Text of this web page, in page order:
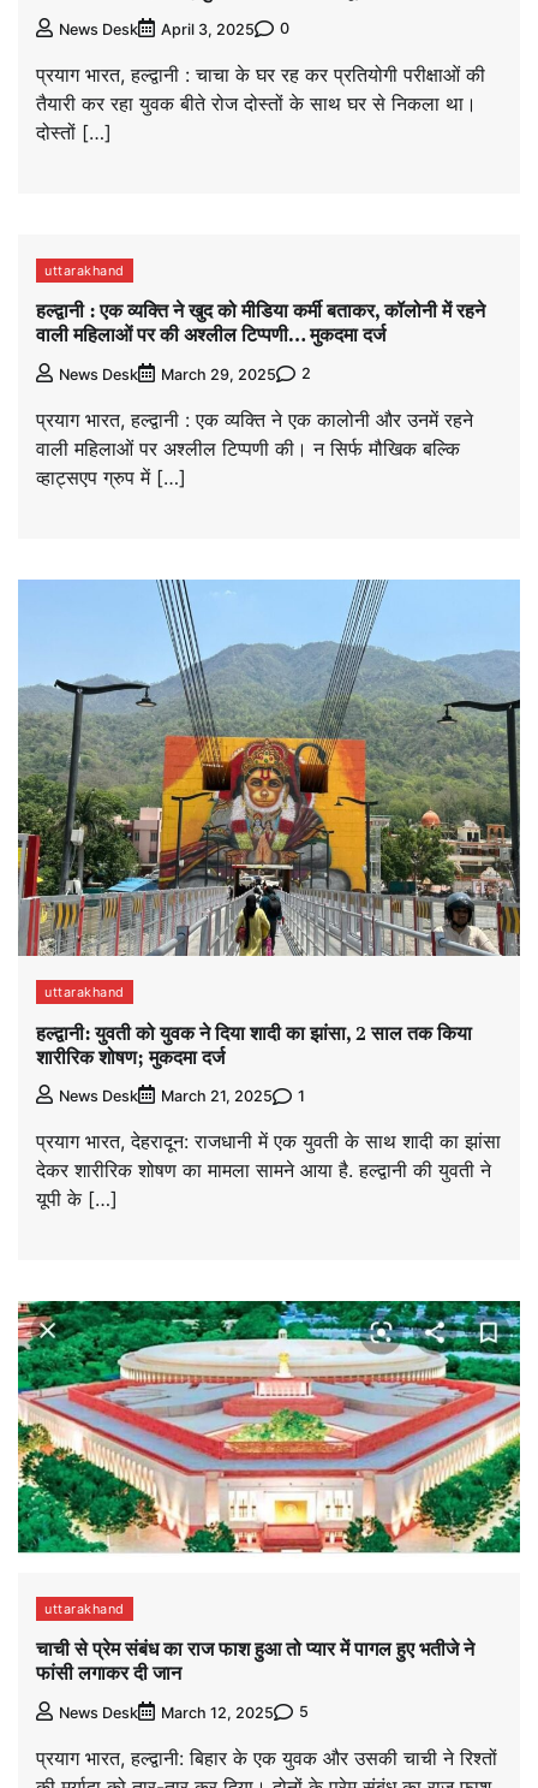
News Desk April 3, 2025 0
प्रयाग भारत, हल्द्वानी : चाचा के घर रह कर प्रतियोगी परीक्षाओं की
तैयारी कर रहा युवक बीते रोज दोस्तों के साथ घर से निकला था।
दोस्तों […]
uttarakhand
हल्द्वानी : एक व्यक्ति ने खुद को मीडिया कर्मी बताकर, कॉलोनी में रहने
वाली महिलाओं पर की अश्लील टिप्पणी… मुकदमा दर्ज
News Desk March 29, 2025 2
प्रयाग भारत, हल्द्वानी : एक व्यक्ति ने एक कालोनी और उनमें रहने
वाली महिलाओं पर अश्लील टिप्पणी की। न सिर्फ मौखिक बल्कि
व्हाट्सएप ग्रुप में […]
uttarakhand
हल्द्वानी: युवती को युवक ने दिया शादी का झांसा, 2 साल तक किया
शारीरिक शोषण; मुकदमा दर्ज
News Desk March 21, 2025 1
प्रयाग भारत, देहरादून: राजधानी में एक युवती के साथ शादी का झांसा
देकर शारीरिक शोषण का मामला सामने आया है. हल्द्वानी की युवती ने
यूपी के […]
uttarakhand
चाची से प्रेम संबंध का राज फाश हुआ तो प्यार में पागल हुए भतीजे ने
फांसी लगाकर दी जान
News Desk March 12, 2025 5
प्रयाग भारत, हल्द्वानी: बिहार के एक युवक और उसकी चाची ने रिश्तों